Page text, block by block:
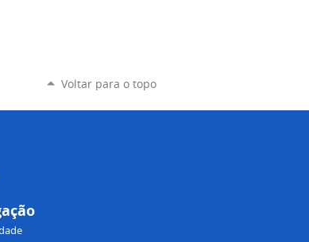
Voltar para o topo